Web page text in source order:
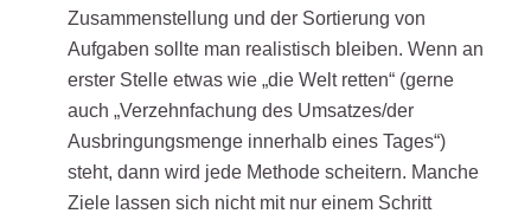
Zusammenstellung und der Sortierung von
Aufgaben sollte man realistisch bleiben. Wenn an
erster Stelle etwas wie „die Welt retten“ (gerne
auch „Verzehnfachung des Umsatzes/der
Ausbringungsmenge innerhalb eines Tages“)
steht, dann wird jede Methode scheitern. Manche
Ziele lassen sich nicht mit nur einem Schritt